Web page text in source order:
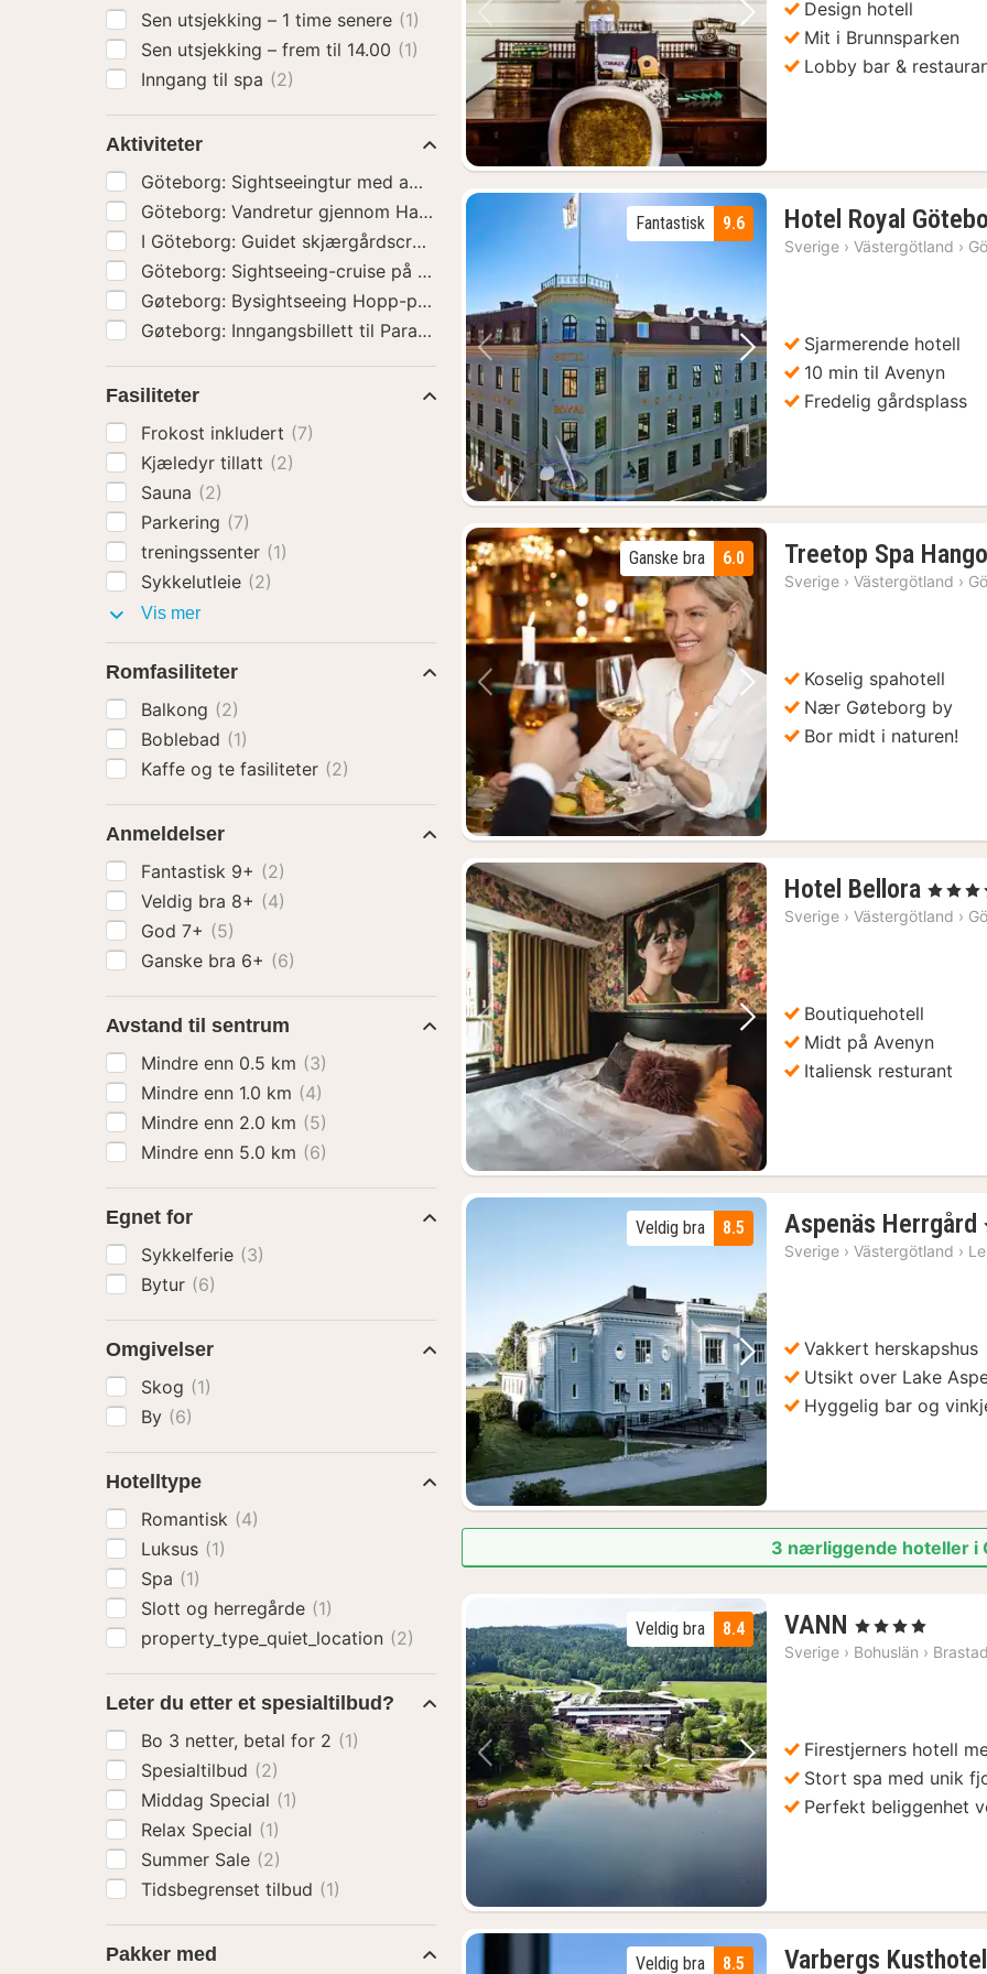
Forrige bilde Neste bilde
Design hotell
Mit i Brunnsparken
Lobby bar &
Forrige bilde Neste bilde
9.6
Fantastisk Hotel Royal
Sverige › Västergötland ›
Sjarmerende hotell
10 min til Avenyn
Fredelig gårdsplass
Forrige bilde Neste bilde
6.0
Ganske bra Treetop Spa
Sverige › Västergötland ›
Koselig spahotell
Nær Gøteborg by
Bor midt i naturen!
Forrige bilde Neste bilde
Hotel Bellora 1
natt
, 4
Sverige › Västergötland ›
Boutiquehotell
Midt på Avenyn
Italiensk resturant
Forrige bilde Neste bilde
8.5
Veldig bra Aspenäs Herrgård
Sverige › Västergötland ›
Vakkert herskapshus
Utsikt over Lake
Hyggelig bar og
3 nærliggende hoteller i
Forrige bilde Neste bilde
8.4
Veldig bra VANN 2
netter
, 4 Stjerner
Sverige › Bohuslän › Brastad
Firestjerners hotell
Stort spa med unik
Perfekt beliggenhet
8.5
Veldig bra Varbergs Kusthotell
Sen utsjekking – 1 time senere (1)
Sen utsjekking – frem til 14.00 (1)
Inngang til spa (2)
Aktiviteter
Göteborg: Sightseeingtur med amfibiebuss på land og vann
Göteborg: Vandretur gjennom Hagas gamle bydel (6)
I Göteborg: Guidet skjærgårdscruise
Göteborg: Sightseeing-cruise på byens kanal
Gøteborg: Bysightseeing Hopp-på-hopp-av-busstur(7)
Gøteborg: Inngangsbillett til Paradoxmuseet(6)
Fasiliteter
Frokost inkludert (7)
Kjæledyr tillatt (2)
Sauna (2)
Parkering (7)
treningssenter (1)
Sykkelutleie (2)
Vis merFasiliteter
Romfasiliteter
Balkong (2)
Boblebad (1)
Kaffe og te fasiliteter (2)
Anmeldelser
Fantastisk 9+ (2)
Veldig bra 8+ (4)
God 7+ (5)
Ganske bra 6+ (6)
Avstand til sentrum
Mindre enn 0.5 km (3)
Mindre enn 1.0 km (4)
Mindre enn 2.0 km (5)
Mindre enn 5.0 km (6)
Egnet for
Sykkelferie (3)
Bytur (6)
Omgivelser
Skog (1)
By (6)
Hotelltype
Romantisk (4)
Luksus (1)
Spa (1)
Slott og herregårde (1)
property_type_quiet_location (2)
Leter du etter et spesialtilbud?
Bo 3 netter, betal for 2 (1)
Spesialtilbud (2)
Middag Special (1)
Relax Special (1)
Summer Sale (2)
Tidsbegrenset tilbud (1)
Pakker med